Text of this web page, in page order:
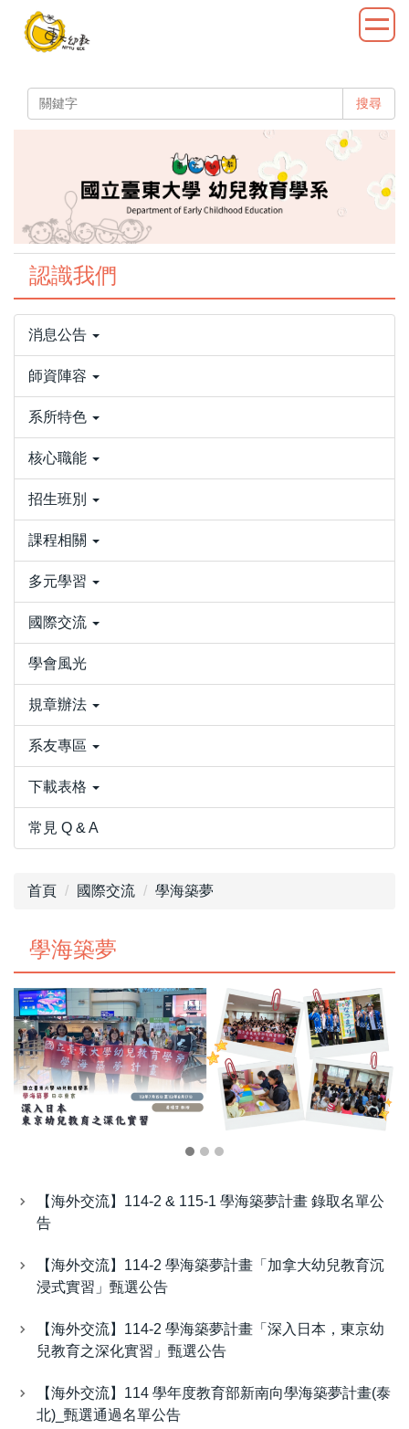
搜尋
認識我們
消息公告
師資陣容
系所特色
核心職能
招生班別
課程相關
多元學習
國際交流
學會風光
規章辦法
系友專區
下載表格
常見 Q & A
首頁 國際交流 學海築夢
學海築夢
【海外交流】114-2 & 115-1 學海築夢計畫 錄取名單公
告
【海外交流】114-2 學海築夢計畫「加拿大幼兒教育沉
浸式實習」甄選公告
【海外交流】114-2 學海築夢計畫「深入日本，東京幼
兒教育之深化實習」甄選公告
【海外交流】114 學年度教育部新南向學海築夢計畫(泰
北)_甄選通過名單公告